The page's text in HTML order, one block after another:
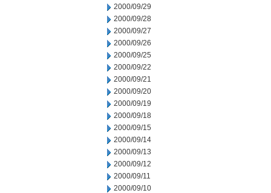
2000/09/29
2000/09/28
2000/09/27
2000/09/26
2000/09/25
2000/09/22
2000/09/21
2000/09/20
2000/09/19
2000/09/18
2000/09/15
2000/09/14
2000/09/13
2000/09/12
2000/09/11
2000/09/10